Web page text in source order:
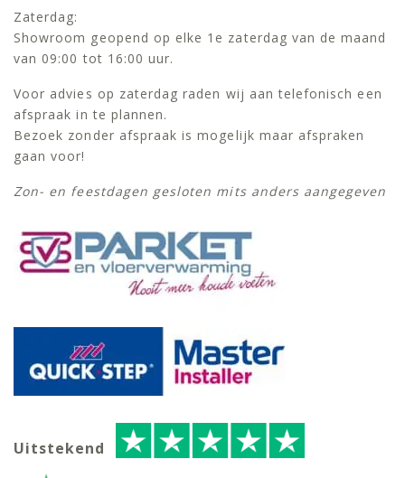
Zaterdag:
Showroom geopend op elke 1e zaterdag van de maand
van 09:00 tot 16:00 uur.
Voor advies op zaterdag raden wij aan telefonisch een
afspraak in te plannen.
Bezoek zonder afspraak is mogelijk maar afspraken
gaan voor!
Zon- en feestdagen gesloten mits anders aangegeven
Uitstekend